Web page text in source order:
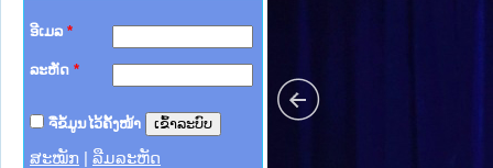
ອີເມລ *
ລະຫັດ *
ຈື່ຂໍ້ມູນໄວ້ຄັ້ງໜ້າ
ສະໝັກ ລືມລະຫັດ